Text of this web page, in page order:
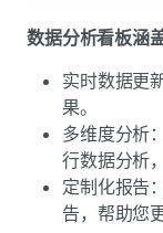
数据分析看板涵盖
实时数据更
果。
多维度分析
行数据分析
定制化报告
告，帮助您